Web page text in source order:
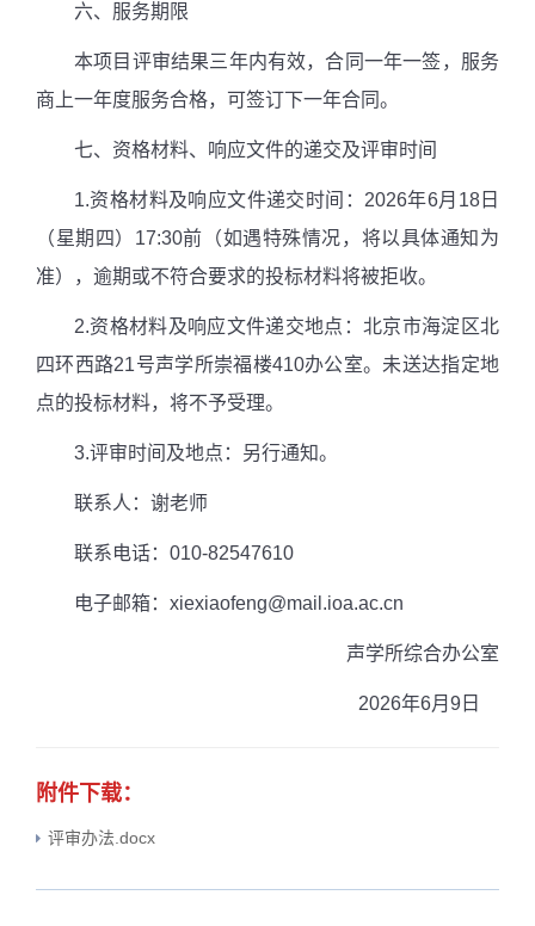
六、服务期限
本项目评审结果三年内有效，合同一年一签，服务
商上一年度服务合格，可签订下一年合同。
七、资格材料、响应文件的递交及评审时间
1.资格材料及响应文件递交时间： 2026年6月 18日
（星期四） 17:30前（如遇特殊情况，将以具体通知为
准），逾期或不符合要求的投标材料将被拒收。
2.资格材料及响应文件递交地点：北京市海淀区北
四环西路21号声学所崇福楼410办公室。未送达指定地
点的投标材料，将不予受理。
3.评审时间及地点：另行通知。
联系人：谢老师
联系电话： 010-82547610
电子邮箱： xiexiaofeng@mail.ioa.ac.cn
声学所综合办公室
2026年6月 9 日
附件下载：
评审办法.docx